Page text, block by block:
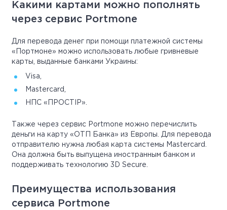
Какими картами можно пополнять
через сервис Portmone
Для перевода денег при помощи платежной системы
«Портмоне» можно использовать любые гривневые
карты, выданные банками Украины:
Visa,
Mastercard,
НПС «ПРОСТІР».
Также через сервис Portmone можно перечислить
деньги на карту «ОТП Банка» из Европы. Для перевода
отправителю нужна любая карта системы Mastercard.
Она должна быть выпущена иностранным банком и
поддерживать технологию 3D Secure.
Преимущества использования
сервиса Portmone